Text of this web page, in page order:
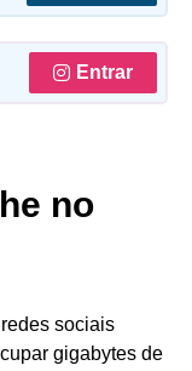
Entrar
no
sociais
gigabytes de